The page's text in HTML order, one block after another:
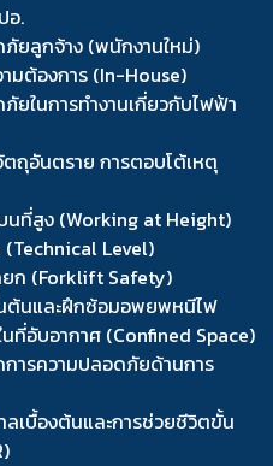
อ.
ยลูกจ้าง (พนักงานใหม่)
มต้องการ (In-House)
ในการทำงานเกี่ยวกับไฟฟ้า
ถุอันตราย การตอบโต้เหตุ
นที่สูง (Working at Height)
Level)
ยก (Forklift Safety)
นและฝึกซ้อมอพยพหนีไฟ
ที่อับอากาศ (Confined Space)
ารความปลอดภัยด้านการ
เบื้องต้นและการช่วยชีวิตขั้น